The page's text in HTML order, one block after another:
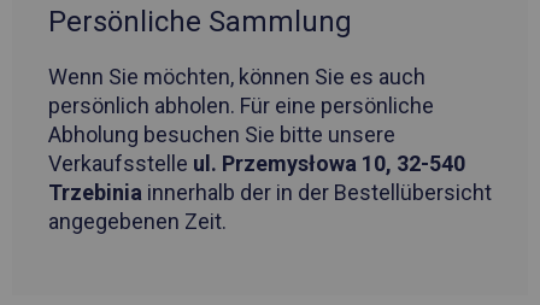
Persönliche Sammlung
Wenn Sie möchten, können Sie es auch
persönlich abholen. Für eine persönliche
Abholung besuchen Sie bitte unsere
Verkaufsstelle ul. Przemysłowa 10, 32-540
Trzebinia innerhalb der in der Bestellübersicht
angegebenen Zeit.